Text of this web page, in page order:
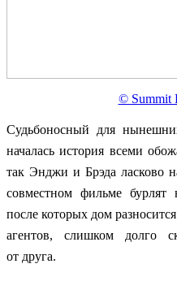
© Summit
Судьбоносный для
началась история всеми
так Энджи и Брэда ласково
совместном фильме бурлят
после которых дом
агентов, слишком долго
от друга.